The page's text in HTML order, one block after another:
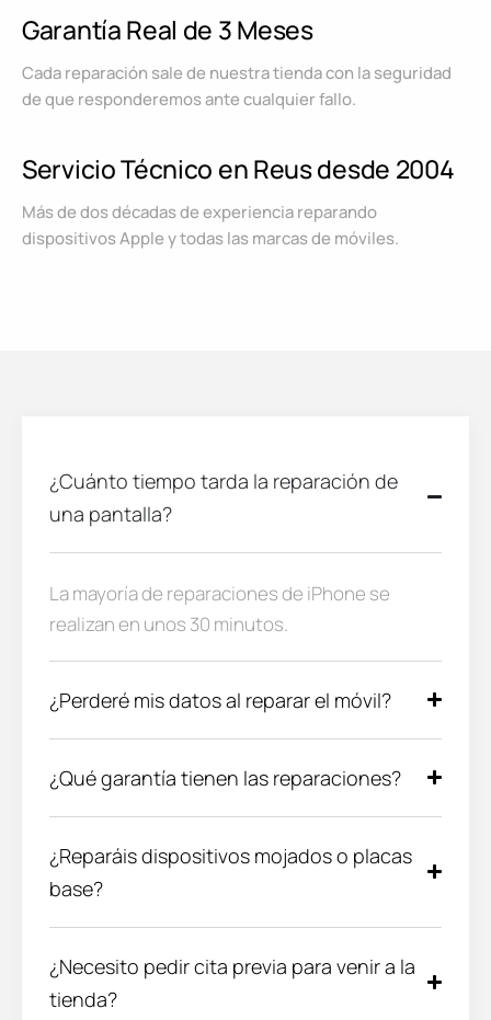
Garantía Real de 3 Meses
Cada reparación sale de nuestra tienda con la seguridad
de que responderemos ante cualquier fallo.
Servicio Técnico en Reus desde 2004
Más de dos décadas de experiencia reparando
dispositivos Apple y todas las marcas de móviles.
¿Cuánto tiempo tarda la reparación de
una pantalla?
La mayoría de reparaciones de iPhone se
realizan en unos 30 minutos.
¿Perderé mis datos al reparar el móvil?
¿Qué garantía tienen las reparaciones?
¿Reparáis dispositivos mojados o placas
base?
¿Necesito pedir cita previa para venir a la
tienda?